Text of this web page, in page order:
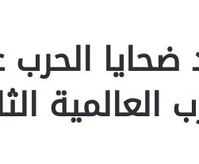
ضحايا
العالمية